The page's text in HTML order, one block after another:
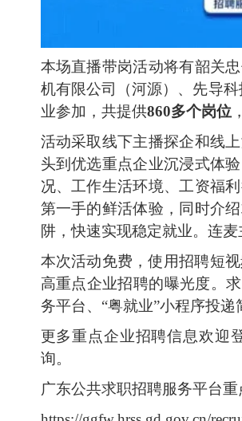
本场直播带岗活动将有韶关
机有限公司（河源）、先导
业参加，共提供860多个岗位
活动采取线下主播探企和线
头到优选重点企业沉浸式体
况、工作生活环境、工资福
第一手的鲜活体验，同时介
阱，快速实现稳定就业。连
本次活动免费，使用招聘短
高重点企业招聘的曝光度。
务平台、“粤就业”小程序投递
更多重点企业招聘信息欢迎
询。
广东公共求职招聘服务平台重